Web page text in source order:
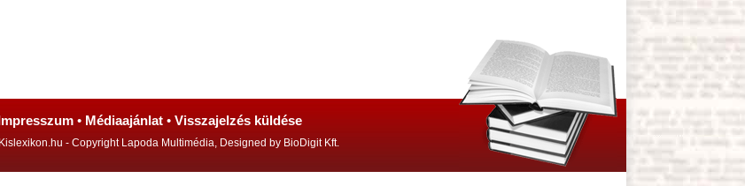
• Médiaajánlat • Visszajelzés küldése
- Copyright Lapoda Multimédia, Designed by BioDigit Kft.